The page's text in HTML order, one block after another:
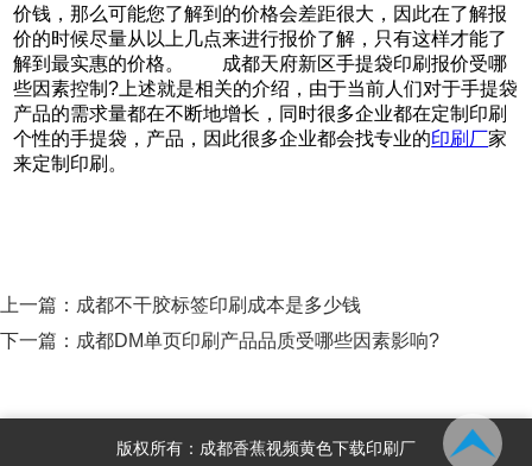
价钱，那么可能您了解到的价格会差距很大，因此在了解报
价的时候尽量从以上几点来进行报价了解，只有这样才能了
解到最实惠的价格。 成都天府新区手提袋印刷报价受哪
些因素控制?上述就是相关的介绍，由于当前人们对于手提袋
产品的需求量都在不断地增长，同时很多企业都在定制印刷
个性的手提袋，产品，因此很多企业都会找专业的印刷厂家
来定制印刷。
上一篇： 成都不干胶标签印刷成本是多少钱
下一篇： 成都DM单页印刷产品品质受哪些因素影响?
版权所有：成都香蕉视频黄色下载印刷厂